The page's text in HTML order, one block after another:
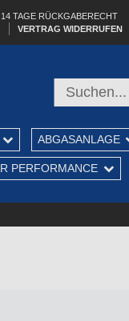
14 TAGE RÜCKGABERECHT
VERTRAG WIDERRUFEN
ABGASANLAGE
PERFORMANCE